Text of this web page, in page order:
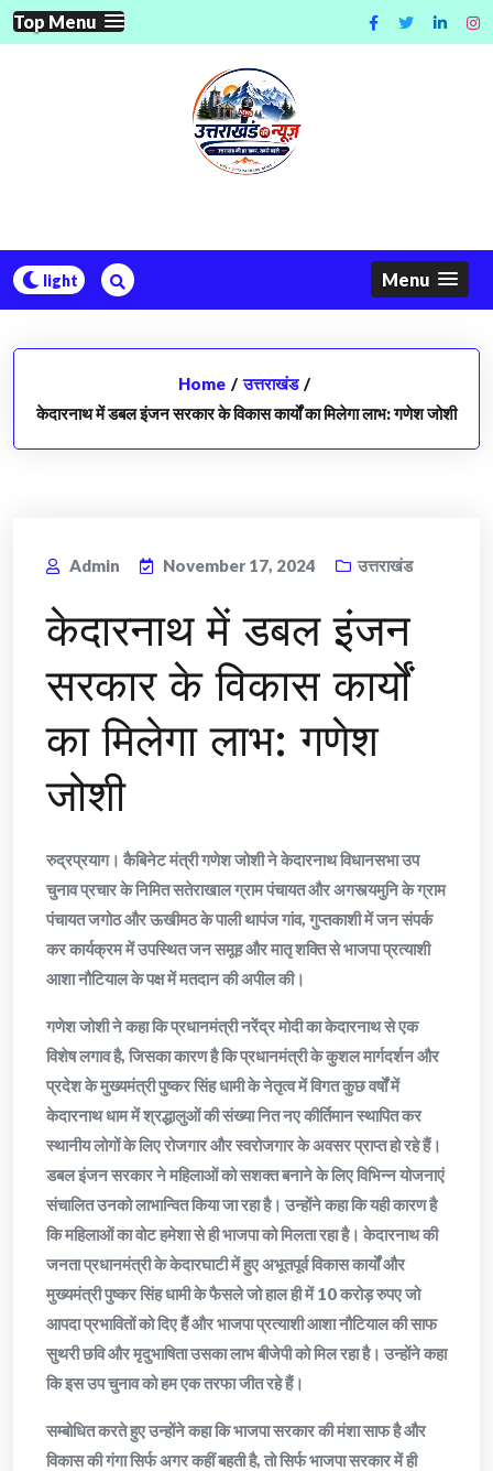
Skip
to
Top Menu
Menu
Home / उत्तराखंड /
केदारनाथ में डबल इंजन सरकार के विकास कार्यों का मिलेगा लाभ: गणेश जोशी
Admin November 17, 2024 उत्तराखंड
केदारनाथ में डबल इंजन
सरकार के विकास कार्यों
का मिलेगा लाभ: गणेश
जोशी
रुद्रप्रयाग। कैबिनेट मंत्री गणेश जोशी ने केदारनाथ विधानसभा उप
चुनाव प्रचार के निमित सतेराखाल ग्राम पंचायत और अगस्त्यमुनि के ग्राम
पंचायत जगोठ और ऊखीमठ के पाली थापंज गांव, गुप्तकाशी में जन संपर्क
कर कार्यक्रम में उपस्थित जन समूह और मातृ शक्ति से भाजपा प्रत्याशी
आशा नौटियाल के पक्ष में मतदान की अपील की।
गणेश जोशी ने कहा कि प्रधानमंत्री नरेंद्र मोदी का केदारनाथ से एक
विशेष लगाव है, जिसका कारण है कि प्रधानमंत्री के कुशल मार्गदर्शन और
प्रदेश के मुख्यमंत्री पुष्कर सिंह धामी के नेतृत्व में विगत कुछ वर्षों में
केदारनाथ धाम में श्रद्धालुओं की संख्या नित नए कीर्तिमान स्थापित कर
स्थानीय लोगों के लिए रोजगार और स्वरोजगार के अवसर प्राप्त हो रहे हैं।
डबल इंजन सरकार ने महिलाओं को सशक्त बनाने के लिए विभिन्न योजनाएं
संचालित उनको लाभान्वित किया जा रहा है। उन्होंने कहा कि यही कारण है
कि महिलाओं का वोट हमेशा से ही भाजपा को मिलता रहा है। केदारनाथ की
जनता प्रधानमंत्री के केदारघाटी में हुए अभूतपूर्व विकास कार्यों और
मुख्यमंत्री पुष्कर सिंह धामी के फैसले जो हाल ही में 10 करोड़ रुपए जो
आपदा प्रभावितों को दिए हैं और भाजपा प्रत्याशी आशा नौटियाल की साफ
सुथरी छवि और मृदुभाषिता उसका लाभ बीजेपी को मिल रहा है। उन्होंने कहा
कि इस उप चुनाव को हम एक तरफा जीत रहे हैं।
सम्बोधित करते हुए उन्होंने कहा कि भाजपा सरकार की मंशा साफ है और
विकास की गंगा सिर्फ अगर कहीं बहती है, तो सिर्फ भाजपा सरकार में ही